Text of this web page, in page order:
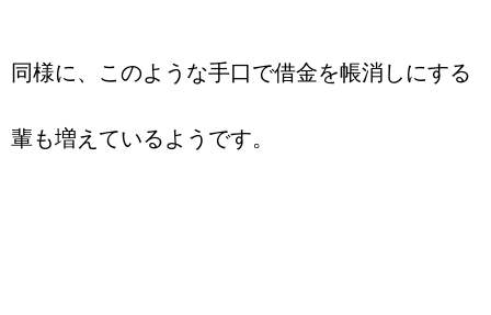
同様に、このような手口で借金を帳消しにする
輩も増えているようです。